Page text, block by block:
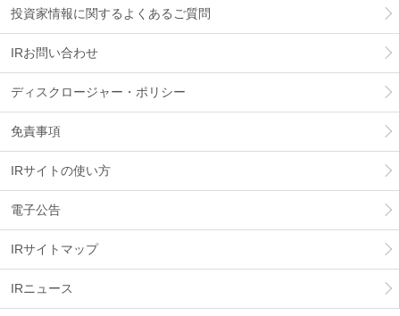
投資家情報に関するよくあるご質問
IRお問い合わせ
ディスクロージャー・ポリシー
免責事項
IRサイトの使い方
電子公告
IRサイトマップ
IRニュース